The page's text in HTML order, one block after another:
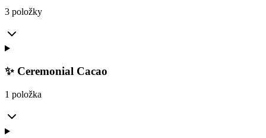
3 položky
✨ Ceremonial Cacao
1 položka